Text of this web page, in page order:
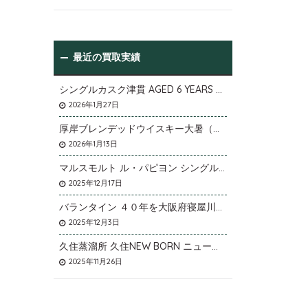
最近の買取実績
シングルカスク津貫 AGED 6 YEARS Cask No.T12を大阪府枚方市のお客様より店頭買取いたしました。
2026年1月27日
厚岸ブレンデッドウイスキー大暑（たいしょ）を大阪府寝屋川市のお客様より店頭買取いたしました。
2026年1月13日
マルスモルト ル・パピヨン シングルカスク アイノミドリシジミを大阪府枚方市のお客様より店頭買取いたしました。
2025年12月17日
バランタイン ４０年を大阪府寝屋川市のお客様より店頭買取いたしました。
2025年12月3日
久住蒸溜所 久住NEW BORN ニューボーンを石川県石川市のお客様より宅配買取いたしました。
2025年11月26日